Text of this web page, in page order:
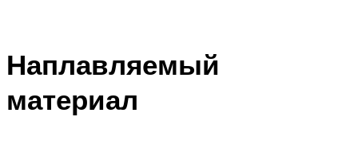
Наплавляемый
материал